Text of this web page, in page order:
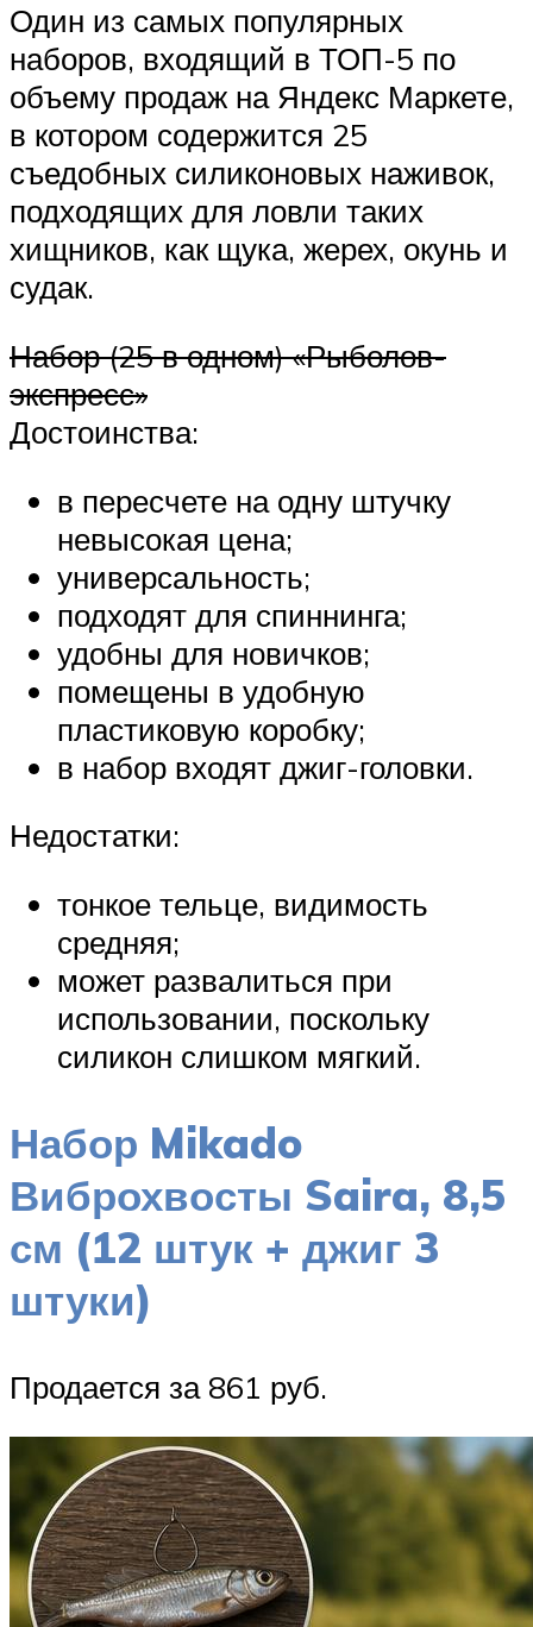
Один из самых популярных
наборов, входящий в ТОП-5 по
объему продаж на Яндекс Маркете,
в котором содержится 25
съедобных силиконовых наживок,
подходящих для ловли таких
хищников, как щука, жерех, окунь и
судак.
Набор (25 в одном) «Рыболов-
экспресс»
Достоинства:
в пересчете на одну штучку
невысокая цена;
универсальность;
подходят для спиннинга;
удобны для новичков;
помещены в удобную
пластиковую коробку;
в набор входят джиг-головки.
Недостатки:
тонкое тельце, видимость
средняя;
может развалиться при
использовании, поскольку
силикон слишком мягкий.
Набор Mikado
Виброхвосты Saira, 8,5
см (12 штук + джиг 3
штуки)
Продается за 861 руб.